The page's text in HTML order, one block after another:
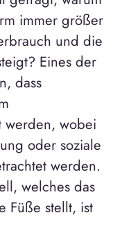
immer größer
und die
Eines der
dass
werden, wobei
oder soziale
werden.
welches das
Füße stellt, ist